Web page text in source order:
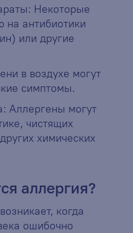
Некоторые
антибиотики
или другие
в воздухе могут
симптомы.
Аллергены могут
чистящих
химических
аллергия?
когда
ошибочно